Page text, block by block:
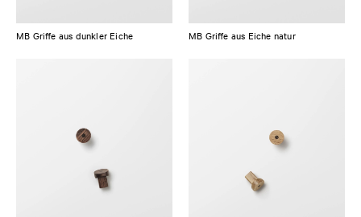
MB Griffe aus dunkler Eiche MB Griffe aus Eiche natur